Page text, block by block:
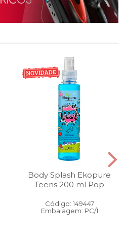
Body Splash Ekopure
Teens 200 ml Pop
Código: 149447
Embalagem: PC/1